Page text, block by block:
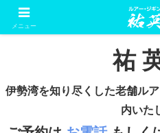
ルアー・ジギ
祐
伊勢湾を知り尽くした老舗ル
内いた
メニュー